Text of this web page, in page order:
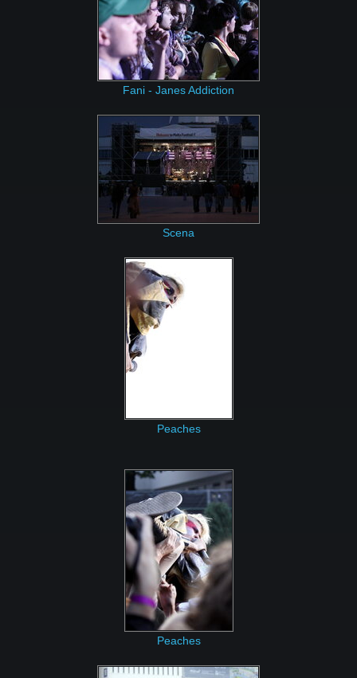
Fani - Janes Addiction
Scena
Peaches
Peaches